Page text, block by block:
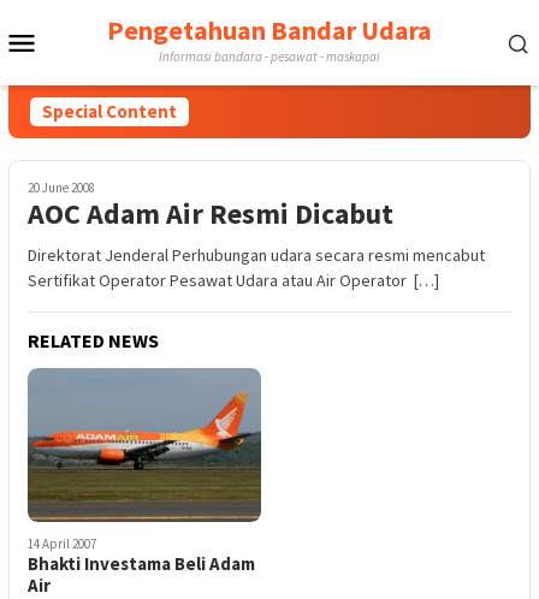
to
MobilePengetahuan Bandar Udara
Informasi bandara - pesawat - maskapai
Special Content
20 June 2008
AOC Adam Air Resmi Dicabut
Direktorat Jenderal Perhubungan udara secara resmi mencabut
Sertifikat Operator Pesawat Udara atau Air Operator […]
RELATED NEWS
14 April 2007
Bhakti Investama Beli Adam
Air